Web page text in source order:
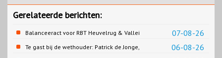
Gerelateerde berichten:
07-08-26
Balanceeract voor RBT Heuvelrug & Vallei
06-08-26
Te gast bij de wethouder: Patrick de Jonge,